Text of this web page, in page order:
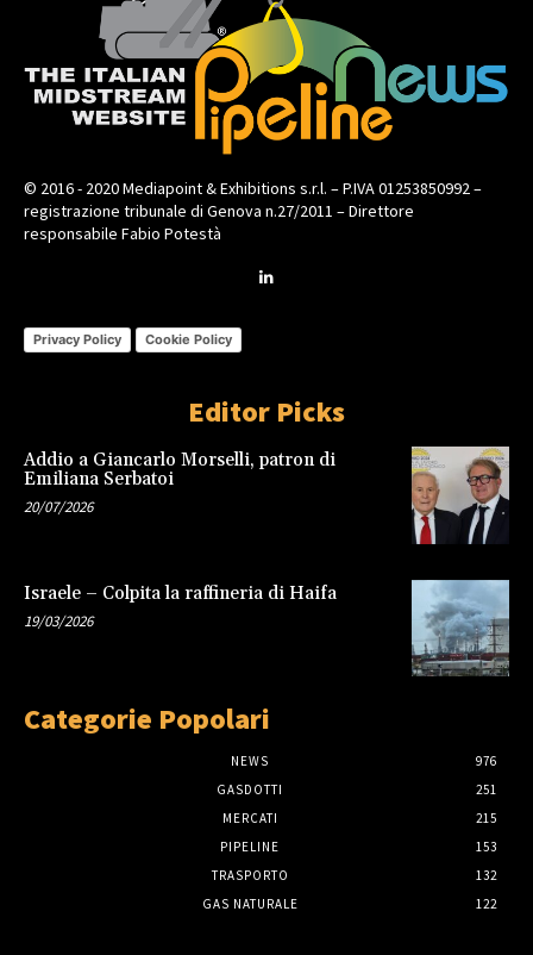
© 2016 - 2020 Mediapoint & Exhibitions s.r.l. – P.IVA 01253850992 –
registrazione tribunale di Genova n.27/2011 – Direttore
responsabile Fabio Potestà
Privacy Policy Cookie Policy
Editor Picks
Addio a Giancarlo Morselli, patron di
Emiliana Serbatoi
20/07/2026
Israele – Colpita la raffineria di Haifa
19/03/2026
Categorie Popolari
NEWS
976
GASDOTTI
251
MERCATI
215
PIPELINE
153
TRASPORTO
132
GAS NATURALE
122